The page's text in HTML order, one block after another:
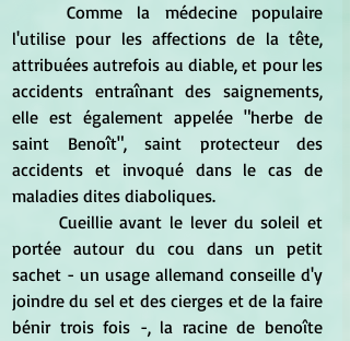
Comme la médecine populaire
l'utilise pour les affections de la tête,
attribuées autrefois au diable, et pour les
accidents entraînant des saignements,
elle est également appelée "herbe de
saint Benoît", saint protecteur des
accidents et invoqué dans le cas de
maladies dites diaboliques.
Cueillie avant le lever du soleil et
portée autour du cou dans un petit
sachet - un usage allemand conseille d'y
joindre du sel et des cierges et de la faire
bénir trois fois -, la racine de benoîte